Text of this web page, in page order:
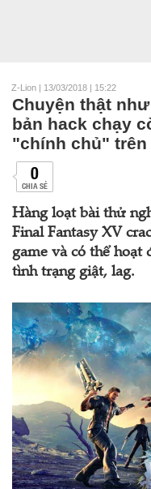
Z-Lion | 13/03/2018 | 15:22
Chuyện thật
bản hack chạy
"chính chủ" trên
0
CHIA SẺ
Hàng loạt bài thử
Final Fantasy XV
game và có thể hoạt
tình trạng giật, lag.